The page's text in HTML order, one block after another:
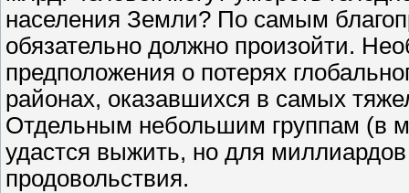
населения Земли? По самым
обязательно должно произойти.
предположения о потерях
районах, оказавшихся в самых
Отдельным небольшим группам (в
удастся выжить, но для
продовольствия.